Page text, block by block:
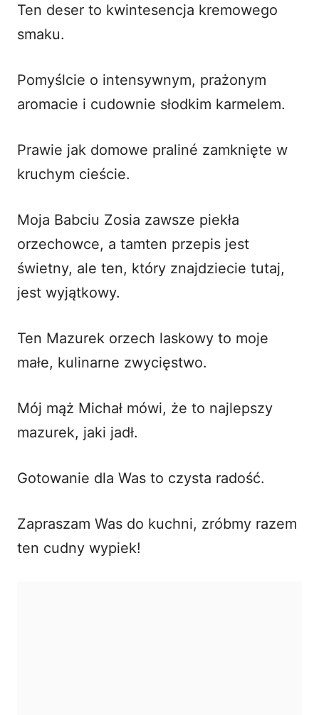
Ten deser to kwintesencja kremowego
smaku.
Pomyślcie o intensywnym, prażonym
aromacie i cudownie słodkim karmelem.
Prawie jak domowe praliné zamknięte w
kruchym cieście.
Moja Babciu Zosia zawsze piekła
orzechowce, a tamten przepis jest
świetny, ale ten, który znajdziecie tutaj,
jest wyjątkowy.
Ten Mazurek orzech laskowy to moje
małe, kulinarne zwycięstwo.
Mój mąż Michał mówi, że to najlepszy
mazurek, jaki jadł.
Gotowanie dla Was to czysta radość.
Zapraszam Was do kuchni, zróbmy razem
ten cudny wypiek!